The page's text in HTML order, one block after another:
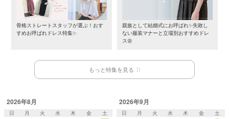
骨格ストレートスタッフが選ぶ！おす
すめお呼ばれドレス特集✨
親族として結婚式にお呼ばれ✨失敗し
ない服装マナーと立場別おすすめドレ
ス🌼
もっと特集を見る
2026年8月
日 月 火 水 木 金
土
2026年9月
日 月 火 水 木 金
土